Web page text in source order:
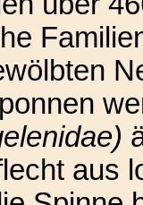
aus